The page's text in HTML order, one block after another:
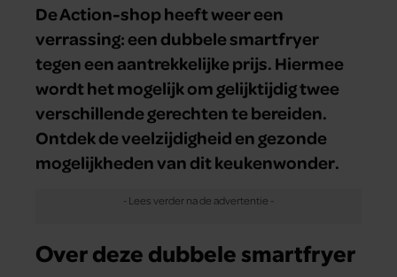
De Action-shop heeft weer een
verrassing: een dubbele smartfryer
tegen een aantrekkelijke prijs. Hiermee
wordt het mogelijk om gelijktijdig twee
verschillende gerechten te bereiden.
Ontdek de veelzijdigheid en gezonde
mogelijkheden van dit keukenwonder.
Over deze dubbele smartfryer